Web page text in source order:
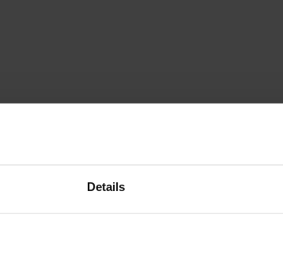
Details